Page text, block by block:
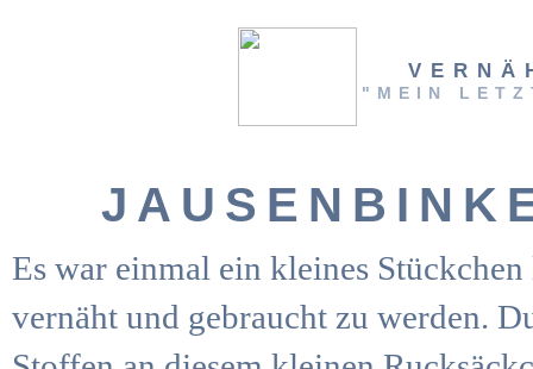
"MEIN
Es war einmal ein kleines
vernäht und gebraucht zu werden.